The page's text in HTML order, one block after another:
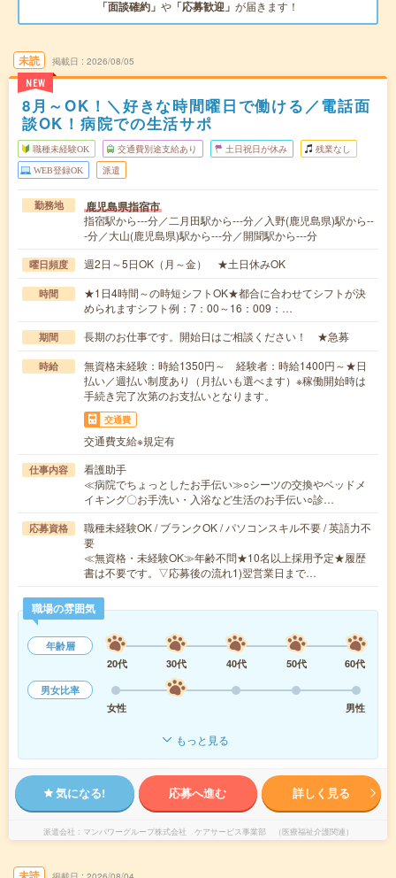
「面談確約」 や 「応募歓迎」 が届きます！
未読
NEW
掲載日 2026/08/05
8月～OK！＼好きな時間曜日で働ける／電話面
談OK！病院での生活サポ
職種未経験OK 交通費別途支給あり 土日祝日が休み 残業なし
WEB登録OK 派遣
勤務地 鹿児島県指宿市
指宿駅から---分／二月田駅から---分／入野(鹿児島県)駅から--
-分／大山(鹿児島県)駅から---分／開聞駅から---分
曜日頻度 週2日～5日OK（月～金） ★土日休みOK
時間
★1日4時間～の時短シフトOK★都合に合わせてシフトが決
められますシフト例：7：00～16：009：…
期間 長期のお仕事です。開始日はご相談ください！ ★急募
時給
無資格未経験：時給1350円～ 経験者：時給1400円～★日
払い／週払い制度あり（月払いも選べます）※稼働開始時は
手続き完了次第のお支払いとなります。
交通費
交通費支給※規定有
仕事内容
看護助手
≪病院でちょっとしたお手伝い≫○シーツの交換やベッドメ
イキング〇お手洗い・入浴など生活のお手伝い○診…
応募資格
職種未経験OK / ブランクOK / パソコンスキル不要 / 英語力不
要
≪無資格・未経験OK≫年齢不問★10名以上採用予定★履歴
書は不要です。▽応募後の流れ1)翌営業日まで…
職場の雰囲気
年齢層
20代
30代 40代 50代
60代
男女比率
女性
男性
もっと見る
気になる! 応募へ進む 詳しく見る
派遣会社 マンパワーグループ株式会社 ケアサービス事業部 （医療福祉介護関連）